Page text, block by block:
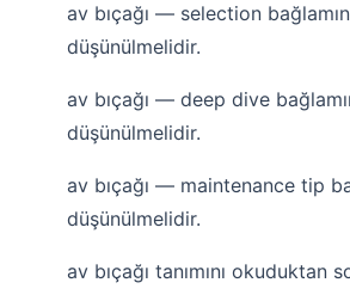
av bıçağı — selection
düşünülmelidir.
av bıçağı — deep dive
düşünülmelidir.
av bıçağı — maintenance tip
düşünülmelidir.
av bıçağı tanımını okuduktan